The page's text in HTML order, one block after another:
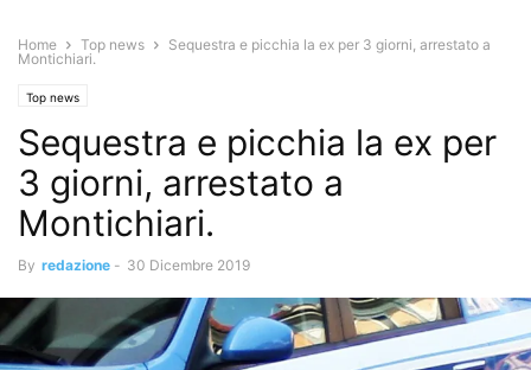
Home Top news
Sequestra e picchia la ex per 3 giorni, arrestato a
Montichiari.
Top news
Sequestra e picchia la ex per
3 giorni, arrestato a
Montichiari.
By redazione - 30 Dicembre 2019